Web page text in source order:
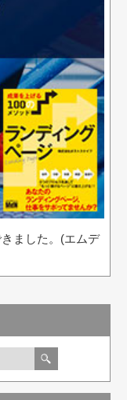
ました。(エムデ